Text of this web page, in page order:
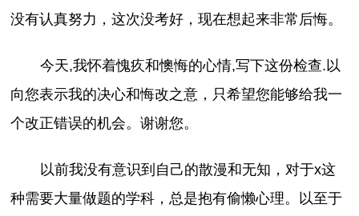
没有认真努力，这次没考好，现在想起来非常后悔。
今天,我怀着愧疚和懊悔的心情,写下这份检查.以
向您表示我的决心和悔改之意，只希望您能够给我一
个改正错误的机会。谢谢您。
以前我没有意识到自己的散漫和无知，对于x这
种需要大量做题的学科，总是抱有偷懒心理。以至于